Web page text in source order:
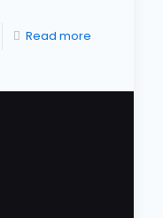
Read more